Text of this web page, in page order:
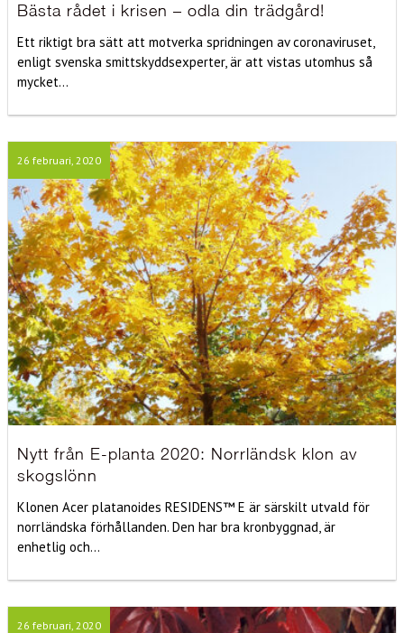
Bästa rådet i krisen – odla din trädgård!
Ett riktigt bra sätt att motverka spridningen av coronaviruset,
enligt svenska smittskyddsexperter, är att vistas utomhus så
mycket...
26 februari, 2020
Nytt från E-planta 2020: Norrländsk klon av
skogslönn
Klonen Acer platanoides RESIDENS™ E är särskilt utvald för
norrländska förhållanden. Den har bra kronbyggnad, är
enhetlig och...
26 februari, 2020